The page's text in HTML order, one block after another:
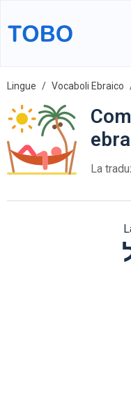
Lingue Vocaboli Ebraico
La